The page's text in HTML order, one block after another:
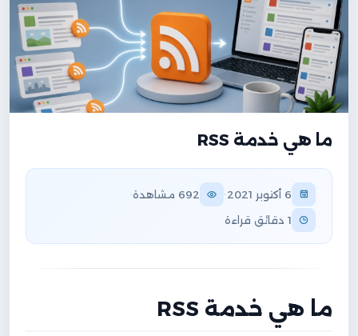
ما هي خدمة RSS
6 أكتوبر 2021 · 692 مشاهدة ·
1 دقائق قراءة
ما هي خدمة RSS